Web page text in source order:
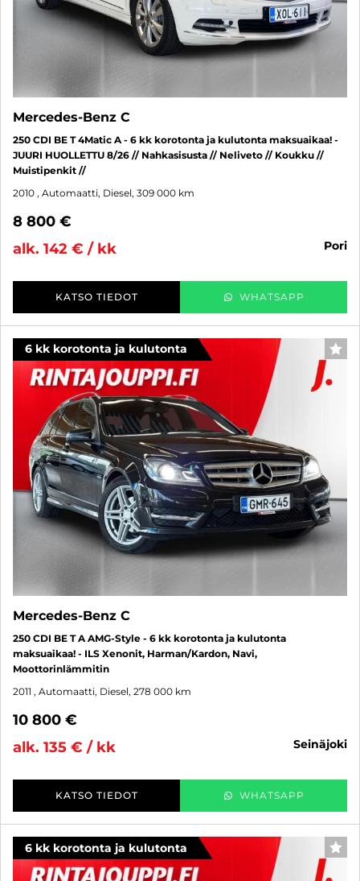
Mercedes-Benz C
250 CDI BE T 4Matic A - 6 kk korotonta ja kulutonta maksuaikaa! -
JUURI HUOLLETTU 8/26 // Nahkasisusta // Neliveto // Koukku //
Muistipenkit //
2010 , Automaatti, Diesel, 309 000 km
8 800 €
alk. 142 € / kk
pori
KATSO TIEDOT WHATSAPP
6 kk korotonta ja kulutonta
Mercedes-Benz C
250 CDI BE T A AMG-Style - 6 kk korotonta ja kulutonta
maksuaikaa! - ILS Xenonit, Harman/Kardon, Navi,
Moottorinlämmitin
2011 , Automaatti, Diesel, 278 000 km
10 800 €
alk. 135 € / kk
seinäjoki
KATSO TIEDOT WHATSAPP
6 kk korotonta ja kulutonta